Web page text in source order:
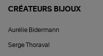
CRÉATEURS BIJOUX
Aurélie Bidermann
Serge Thoraval